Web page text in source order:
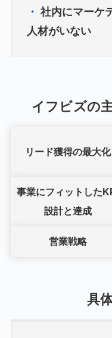
・ 社内にマーケ
人材がいない
イフビズの
リード獲得の最大化
事業にフィットした
設計と達成
営業戦略
具